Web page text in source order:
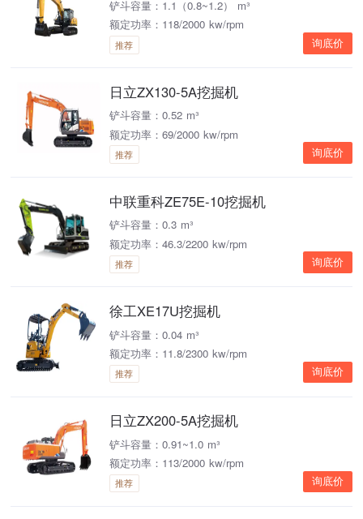
铲斗容量：1.1（0.8~1.2） m³
额定功率：118/2000 kw/rpm
推荐 询底价
日立ZX130-5A挖掘机
铲斗容量：0.52 m³
额定功率：69/2000 kw/rpm
推荐 询底价
中联重科ZE75E-10挖掘机
铲斗容量：0.3 m³
额定功率：46.3/2200 kw/rpm
推荐 询底价
徐工XE17U挖掘机
铲斗容量：0.04 m³
额定功率：11.8/2300 kw/rpm
推荐 询底价
日立ZX200-5A挖掘机
铲斗容量：0.91~1.0 m³
额定功率：113/2000 kw/rpm
推荐 询底价